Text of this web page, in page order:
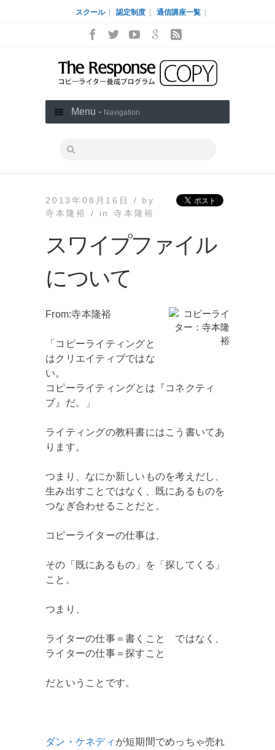
スクール 認定制度 通信講座一覧
Menu - Navigation
2013年08月16日 / by
寺本隆裕 / in 寺本隆裕
スワイプファイル
について
From:寺本隆裕
「コピーライティングと
はクリエイティブではな
い。
コピーライティングとは『コネクティ
ブ』だ。」
ライティングの教科書にはこう書いてあ
ります。
つまり、なにか新しいものを考えだし、
生み出すことではなく、既にあるものを
つなぎ合わせることだと。
コピーライターの仕事は、
その「既にあるもの」を「探してくる」
こと。
つまり、
ライターの仕事＝書くこと ではなく、
ライターの仕事＝探すこと
だということです。
ダン・ケネディ が短期間でめっちゃ売れ